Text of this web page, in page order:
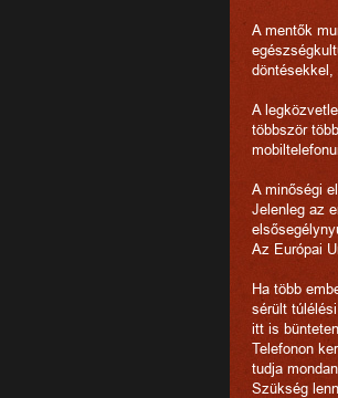
A mentők
döntésekkel,
A
többször
A minőségi
Jelenleg az
Az Európai
Ha több
sérült
itt is
Telefonon
tudja
Szükség